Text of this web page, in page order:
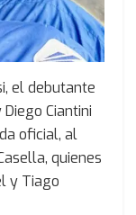
el debutante
Ciantini
oficial, al
quienes
y Tiago